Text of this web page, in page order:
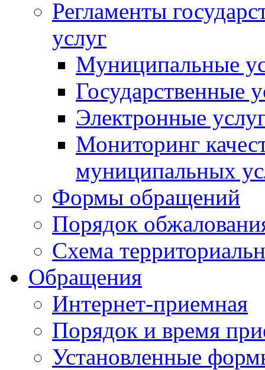
Регламенты
услуг
Муниципальные
Государственные
Электронные
Мониторинг
муниципальных
Формы обращений
Порядок
Схема
Обращения
Интернет-приемная
Порядок и время
Установленные